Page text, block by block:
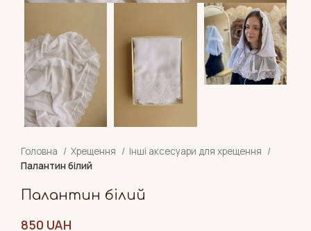
Головна Хрещення
Інші аксесуари для хрещення
Палантин білий
Палантин білий
850 UAH